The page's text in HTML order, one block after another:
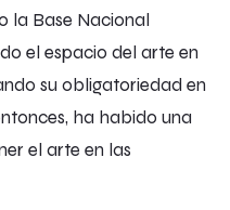
la Base Nacional
el espacio del arte en
su obligatoriedad en
ha habido una
el arte en las